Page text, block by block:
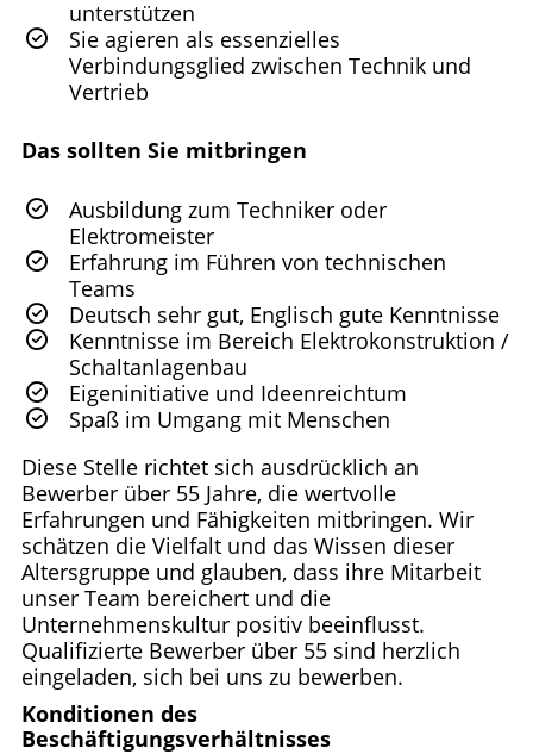
unterstützen
Sie agieren als essenzielles
Verbindungsglied zwischen Technik und
Vertrieb
Das sollten Sie mitbringen
Ausbildung zum Techniker oder
Elektromeister
Erfahrung im Führen von technischen
Teams
Deutsch sehr gut, Englisch gute Kenntnisse
Kenntnisse im Bereich Elektrokonstruktion /
Schaltanlagenbau
Eigeninitiative und Ideenreichtum
Spaß im Umgang mit Menschen
Diese Stelle richtet sich ausdrücklich an
Bewerber über 55 Jahre, die wertvolle
Erfahrungen und Fähigkeiten mitbringen. Wir
schätzen die Vielfalt und das Wissen dieser
Altersgruppe und glauben, dass ihre Mitarbeit
unser Team bereichert und die
Unternehmenskultur positiv beeinflusst.
Qualifizierte Bewerber über 55 sind herzlich
eingeladen, sich bei uns zu bewerben.
Konditionen des
Beschäftigungsverhältnisses